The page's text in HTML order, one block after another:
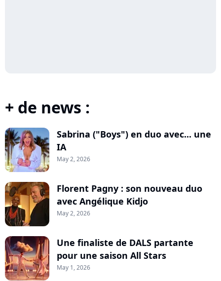
+ de news :
Sabrina ("Boys") en duo avec... une
IA
May 2, 2026
Florent Pagny : son nouveau duo
avec Angélique Kidjo
May 2, 2026
Une finaliste de DALS partante
pour une saison All Stars
May 1, 2026